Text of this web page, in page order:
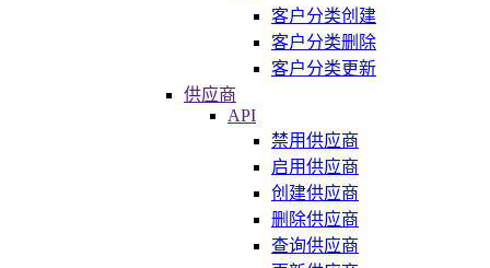
客户分类创建
客户分类删除
客户分类更新
供应商
API
禁用供应商
启用供应商
创建供应商
删除供应商
查询供应商